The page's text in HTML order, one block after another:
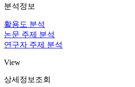
분석정보
활용도 분석
논문 주제 분석
연구자 주제 분석
View
상세정보조회